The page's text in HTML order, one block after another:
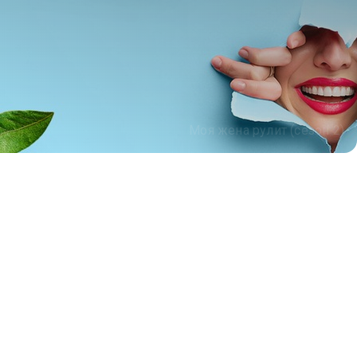
Моя жена рулит (сезон 2)